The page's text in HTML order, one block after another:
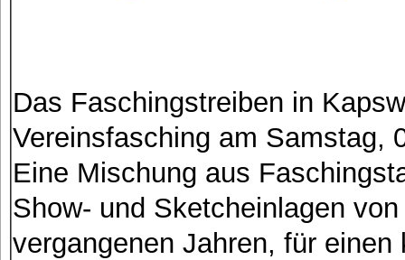
Das Faschingstreiben in
Vereinsfasching am Samstag,
Eine Mischung aus
Show- und Sketcheinlagen
vergangenen Jahren, für